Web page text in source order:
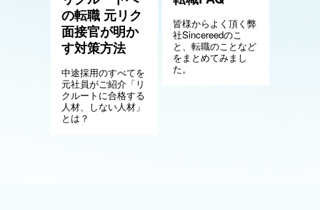
の転職 元リク
面接官が明か
す対策方法
中途採用のすべてを
元社員がご紹介「リ
クルートに合格する
人材、しない人材」
とは？
皆様からよく頂く弊
社Sincereedのこ
と、転職のことなど
をまとめてみまし
た。